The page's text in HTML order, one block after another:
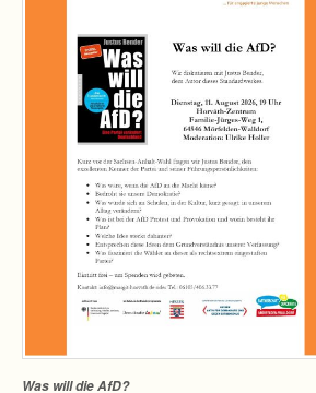
Was will die AfD?